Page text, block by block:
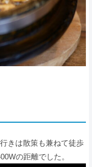
きは散策も兼ねて徒歩
の距離でした。